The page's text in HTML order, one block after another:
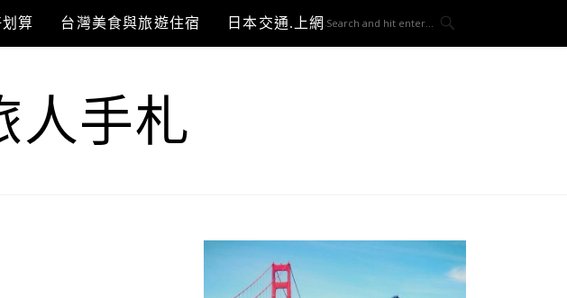
算 台灣美食與旅遊住宿 日本交通.上網與3C開箱
人手札